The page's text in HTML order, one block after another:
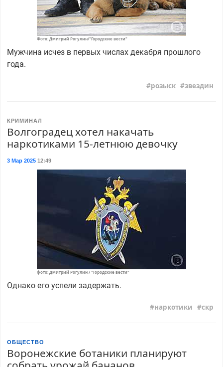
Фото: Дмитрий Рогулин/"Городские вести"
Мужчина исчез в первых числах декабря прошлого
года.
розыск звездин
КРИМИНАЛ
Волгоградец хотел накачать
наркотиками 15-летнюю девочку
3 Мар 202512:49
фото: Дмитрий Рогулин / "Городские вести"
Однако его успели задержать.
наркотики скр
ОБЩЕСТВО
Воронежские ботаники планируют